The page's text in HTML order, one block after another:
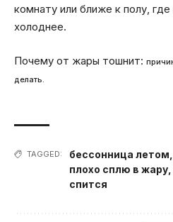
комнату или ближе к полу,
холоднее.
Почему от жары тошнит:
делать.
TAGGED: бессонница летом
плохо сплю в жару
спится